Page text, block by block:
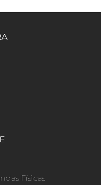
Físicas